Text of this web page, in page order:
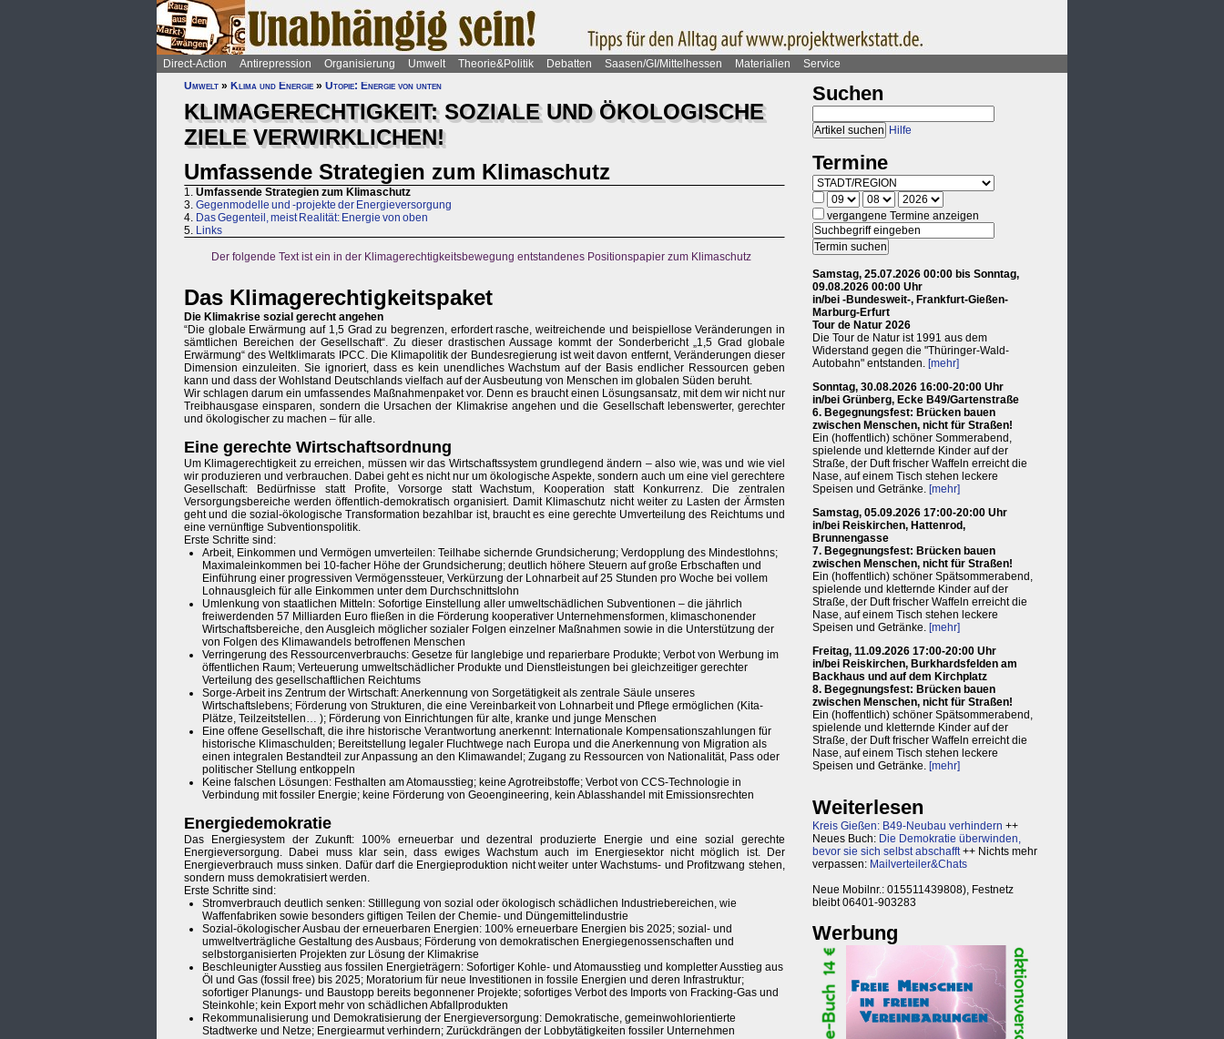
Direct-Action Antirepression Organisierung Umwelt Theorie&Politik Debatten Saasen/GI/Mittelhessen Materialien
Service
Umwelt » Klima und Energie » Utopie: Energie von unten
KLIMAGERECHTIGKEIT: SOZIALE UND ÖKOLOGISCHE
ZIELE VERWIRKLICHEN!
Umfassende Strategien zum Klimaschutz
1. Umfassende Strategien zum Klimaschutz
3. Gegenmodelle und -projekte der Energieversorgung
4. Das Gegenteil, meist Realität: Energie von oben
5. Links
Der folgende Text ist ein in der Klimagerechtigkeitsbewegung entstandenes Positionspapier zum Klimaschutz
Das Klimagerechtigkeitspaket
Die Klimakrise sozial gerecht angehen
“Die globale Erwärmung auf 1,5 Grad zu begrenzen, erfordert rasche, weitreichende und beispiellose Veränderungen in
sämtlichen Bereichen der Gesellschaft“. Zu dieser drastischen Aussage kommt der Sonderbericht „1,5 Grad globale
Erwärmung“ des Weltklimarats IPCC. Die Klimapolitik der Bundesregierung ist weit davon entfernt, Veränderungen dieser
Dimension einzuleiten. Sie ignoriert, dass es kein unendliches Wachstum auf der Basis endlicher Ressourcen geben
kann und dass der Wohlstand Deutschlands vielfach auf der Ausbeutung von Menschen im globalen Süden beruht.
Wir schlagen darum ein umfassendes Maßnahmenpaket vor. Denn es braucht einen Lösungsansatz, mit dem wir nicht nur
Treibhausgase einsparen, sondern die Ursachen der Klimakrise angehen und die Gesellschaft lebenswerter, gerechter
und ökologischer zu machen – für alle.
Eine gerechte Wirtschaftsordnung
Um Klimagerechtigkeit zu erreichen, müssen wir das Wirtschaftssystem grundlegend ändern – also wie, was und wie viel
wir produzieren und verbrauchen. Dabei geht es nicht nur um ökologische Aspekte, sondern auch um eine viel gerechtere
Gesellschaft: Bedürfnisse statt Profite, Vorsorge statt Wachstum, Kooperation statt Konkurrenz. Die zentralen
Versorgungsbereiche werden öffentlich-demokratisch organisiert. Damit Klimaschutz nicht weiter zu Lasten der Ärmsten
geht und die sozial-ökologische Transformation bezahlbar ist, braucht es eine gerechte Umverteilung des Reichtums und
eine vernünftige Subventionspolitik.
Erste Schritte sind:
Arbeit, Einkommen und Vermögen umverteilen: Teilhabe sichernde Grundsicherung; Verdopplung des Mindestlohns;
Maximaleinkommen bei 10-facher Höhe der Grundsicherung; deutlich höhere Steuern auf große Erbschaften und
Einführung einer progressiven Vermögenssteuer, Verkürzung der Lohnarbeit auf 25 Stunden pro Woche bei vollem
Lohnausgleich für alle Einkommen unter dem Durchschnittslohn
Umlenkung von staatlichen Mitteln: Sofortige Einstellung aller umweltschädlichen Subventionen – die jährlich
freiwerdenden 57 Milliarden Euro fließen in die Förderung kooperativer Unternehmensformen, klimaschonender
Wirtschaftsbereiche, den Ausgleich möglicher sozialer Folgen einzelner Maßnahmen sowie in die Unterstützung der
von Folgen des Klimawandels betroffenen Menschen
Verringerung des Ressourcenverbrauchs: Gesetze für langlebige und reparierbare Produkte; Verbot von Werbung im
öffentlichen Raum; Verteuerung umweltschädlicher Produkte und Dienstleistungen bei gleichzeitiger gerechter
Verteilung des gesellschaftlichen Reichtums
Sorge-Arbeit ins Zentrum der Wirtschaft: Anerkennung von Sorgetätigkeit als zentrale Säule unseres
Wirtschaftslebens; Förderung von Strukturen, die eine Vereinbarkeit von Lohnarbeit und Pflege ermöglichen (Kita-
Plätze, Teilzeitstellen… ); Förderung von Einrichtungen für alte, kranke und junge Menschen
Eine offene Gesellschaft, die ihre historische Verantwortung anerkennt: Internationale Kompensationszahlungen für
historische Klimaschulden; Bereitstellung legaler Fluchtwege nach Europa und die Anerkennung von Migration als
einen integralen Bestandteil zur Anpassung an den Klimawandel; Zugang zu Ressourcen von Nationalität, Pass oder
politischer Stellung entkoppeln
Keine falschen Lösungen: Festhalten am Atomausstieg; keine Agrotreibstoffe; Verbot von CCS-Technologie in
Verbindung mit fossiler Energie; keine Förderung von Geoengineering, kein Ablasshandel mit Emissionsrechten
Energiedemokratie
Das Energiesystem der Zukunft: 100% erneuerbar und dezentral produzierte Energie und eine sozial gerechte
Energieversorgung. Dabei muss klar sein, dass ewiges Wachstum auch im Energiesektor nicht möglich ist. Der
Energieverbrauch muss sinken. Dafür darf die Energieproduktion nicht weiter unter Wachstums- und Profitzwang stehen,
sondern muss demokratisiert werden.
Erste Schritte sind:
Stromverbrauch deutlich senken: Stilllegung von sozial oder ökologisch schädlichen Industriebereichen, wie
Waffenfabriken sowie besonders giftigen Teilen der Chemie- und Düngemittelindustrie
Sozial-ökologischer Ausbau der erneuerbaren Energien: 100% erneuerbare Energien bis 2025; sozial- und
umweltverträgliche Gestaltung des Ausbaus; Förderung von demokratischen Energiegenossenschaften und
selbstorganisierten Projekten zur Lösung der Klimakrise
Beschleunigter Ausstieg aus fossilen Energieträgern: Sofortiger Kohle- und Atomausstieg und kompletter Ausstieg aus
Öl und Gas (fossil free) bis 2025; Moratorium für neue Investitionen in fossile Energien und deren Infrastruktur;
sofortiger Planungs- und Baustopp bereits begonnener Projekte; sofortiges Verbot des Imports von Fracking-Gas und
Steinkohle; kein Export mehr von schädlichen Abfallprodukten
Rekommunalisierung und Demokratisierung der Energieversorgung: Demokratische, gemeinwohlorientierte
Stadtwerke und Netze; Energiearmut verhindern; Zurückdrängen der Lobbytätigkeiten fossiler Unternehmen
Suchen
Hilfe
Termine
vergangene Termine anzeigen
Samstag, 25.07.2026 00:00 bis Sonntag,
09.08.2026 00:00 Uhr
in/bei -Bundesweit-, Frankfurt-Gießen-
Marburg-Erfurt
Tour de Natur 2026
Die Tour de Natur ist 1991 aus dem
Widerstand gegen die "Thüringer-Wald-
Autobahn" entstanden. [mehr]
Sonntag, 30.08.2026 16:00-20:00 Uhr
in/bei Grünberg, Ecke B49/Gartenstraße
6. Begegnungsfest: Brücken bauen
zwischen Menschen, nicht für Straßen!
Ein (hoffentlich) schöner Sommerabend,
spielende und kletternde Kinder auf der
Straße, der Duft frischer Waffeln erreicht die
Nase, auf einem Tisch stehen leckere
Speisen und Getränke. [mehr]
Samstag, 05.09.2026 17:00-20:00 Uhr
in/bei Reiskirchen, Hattenrod,
Brunnengasse
7. Begegnungsfest: Brücken bauen
zwischen Menschen, nicht für Straßen!
Ein (hoffentlich) schöner Spätsommerabend,
spielende und kletternde Kinder auf der
Straße, der Duft frischer Waffeln erreicht die
Nase, auf einem Tisch stehen leckere
Speisen und Getränke. [mehr]
Freitag, 11.09.2026 17:00-20:00 Uhr
in/bei Reiskirchen, Burkhardsfelden am
Backhaus und auf dem Kirchplatz
8. Begegnungsfest: Brücken bauen
zwischen Menschen, nicht für Straßen!
Ein (hoffentlich) schöner Spätsommerabend,
spielende und kletternde Kinder auf der
Straße, der Duft frischer Waffeln erreicht die
Nase, auf einem Tisch stehen leckere
Speisen und Getränke. [mehr]
Weiterlesen
Kreis Gießen: B49-Neubau verhindern ++
Neues Buch: Die Demokratie überwinden,
bevor sie sich selbst abschafft++ Nichts mehr
verpassen: Mailverteiler&Chats
Neue Mobilnr.: 015511439808), Festnetz
bleibt 06401-903283
Werbung